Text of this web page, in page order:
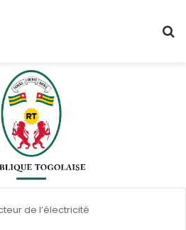
de l’électricité